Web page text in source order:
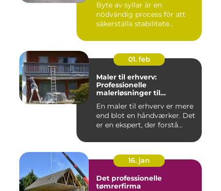
Byte av syllar är en
nödvändig process för att
säkerställa stabilitete...
01. feb
Maler til erhverv:
Professionelle
malerløsninger til
En maler til erhverv er mere
end blot en håndværker. Det
er en ekspert, der forstå...
16. jan
Det professionelle
tømrerfirma